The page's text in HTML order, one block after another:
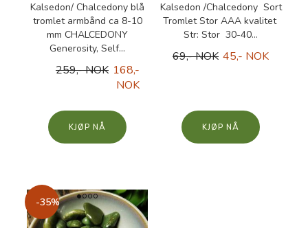
Kalsedon/ Chalcedony blå
tromlet armbånd ca 8-10
mm CHALCEDONY
Generosity, Self...
259,- NOK 168,-
NOK
KJØP
Kalsedon /Chalcedony Sort
Tromlet Stor AAA kvalitet
Str: Stor 30-40...
69,- NOK 45,- NOK
KJØP
-35%